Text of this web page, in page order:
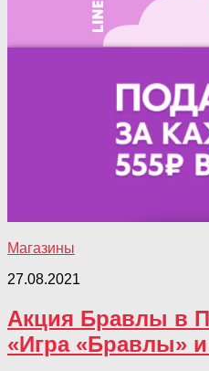
Магазины
27.08.2021
Акция Бравлы в
«Игра «Бравлы»